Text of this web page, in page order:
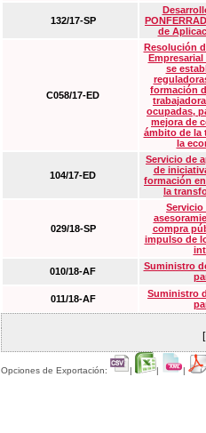
132/17-SP
de
C058/17-ED
Resolución
Empresarial
se
formación
ocupadas,
mejora de
ámbito de la
la
104/17-ED
Servicio de
de
formación
la
029/18-SP
Servicio
compra
impulso de
010/18-AF
Suministro
011/18-AF
Suministro
Opciones de Exportación: | | |